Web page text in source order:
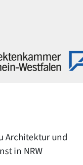
Architektur und
in NRW